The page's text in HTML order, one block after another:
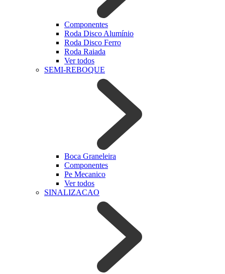
Componentes
Roda Disco Alumínio
Roda Disco Ferro
Roda Raiada
Ver todos
SEMI-REBOQUE
Boca Graneleira
Componentes
Pe Mecanico
Ver todos
SINALIZACAO